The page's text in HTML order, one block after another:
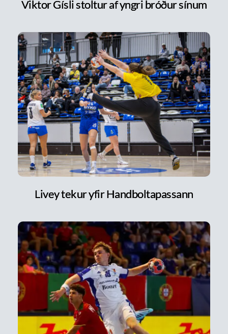
Viktor Gísli stoltur af yngri bróður sínum
Livey tekur yfir Handboltapassann